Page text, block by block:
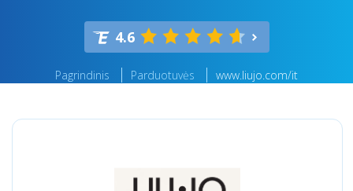
4.6
Pagrindinis Parduotuvės www.liujo.com/it